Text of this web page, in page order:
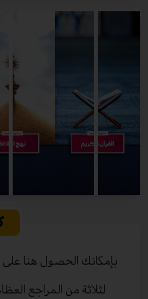
a
m
بإمكانك الحصول هنا
لثلاثة من المراجع